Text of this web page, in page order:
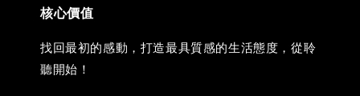
核心價值
找回最初的感動，打造最具質感的生活態度，從聆
聽開始！